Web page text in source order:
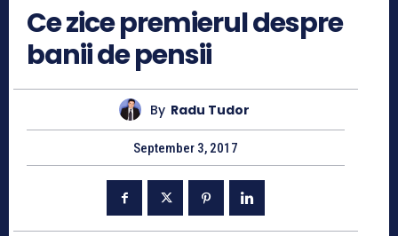
Ce zice premierul despre
banii de pensii
By Radu Tudor
September 3, 2017